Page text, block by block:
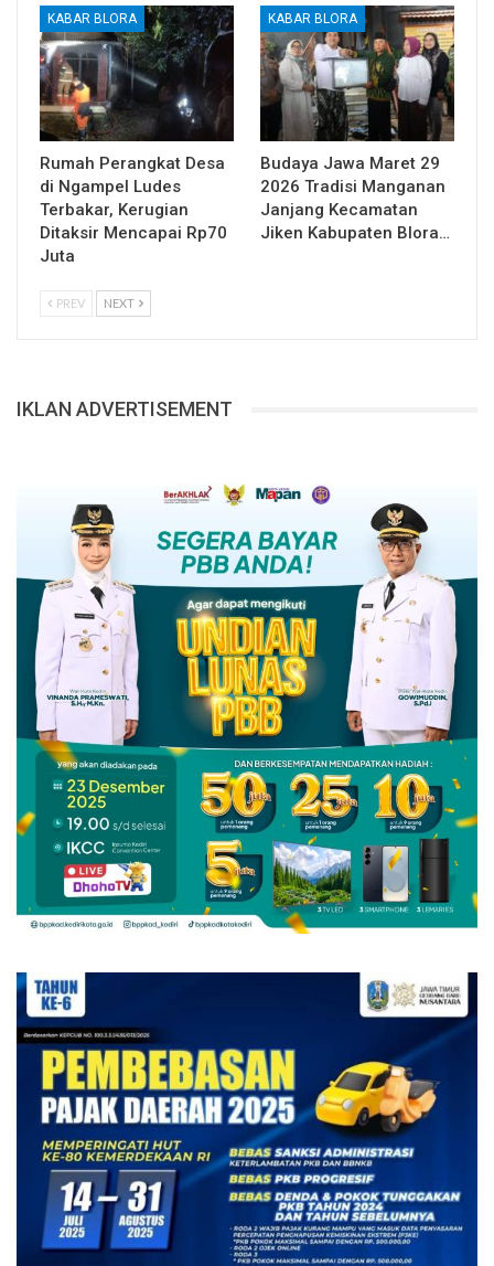
KABAR BLORA
Rumah Perangkat Desa
di Ngampel Ludes
Terbakar, Kerugian
Ditaksir Mencapai Rp70
Juta
KABAR BLORA
Budaya Jawa Maret 29
2026 Tradisi Manganan
Janjang Kecamatan
Jiken Kabupaten Blora…
PREV NEXT
IKLAN ADVERTISEMENT